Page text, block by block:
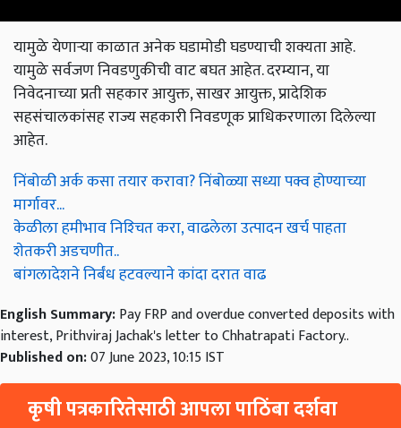
यामुळे येणाऱ्या काळात अनेक घडामोडी घडण्याची शक्यता आहे.
यामुळे सर्वजण निवडणुकीची वाट बघत आहेत. दरम्यान, या
निवेदनाच्या प्रती सहकार आयुक्त, साखर आयुक्त, प्रादेशिक
सहसंचालकांसह राज्य सहकारी निवडणूक प्राधिकरणाला दिलेल्या
आहेत.
निंबोळी अर्क कसा तयार करावा? निंबोळ्या सध्या पक्व होण्याच्या
मार्गावर...
केळीला हमीभाव निश्‍चित करा, वाढलेला उत्पादन खर्च पाहता
शेतकरी अडचणीत..
बांगलादेशने निर्बंध हटवल्याने कांदा दरात वाढ
English Summary:Pay FRP and overdue converted deposits with
interest, Prithviraj Jachak's letter to Chhatrapati Factory..
Published on:07 June 2023, 10:15 IST
कृषी पत्रकारितेसाठी आपला पाठिंबा दर्शवा